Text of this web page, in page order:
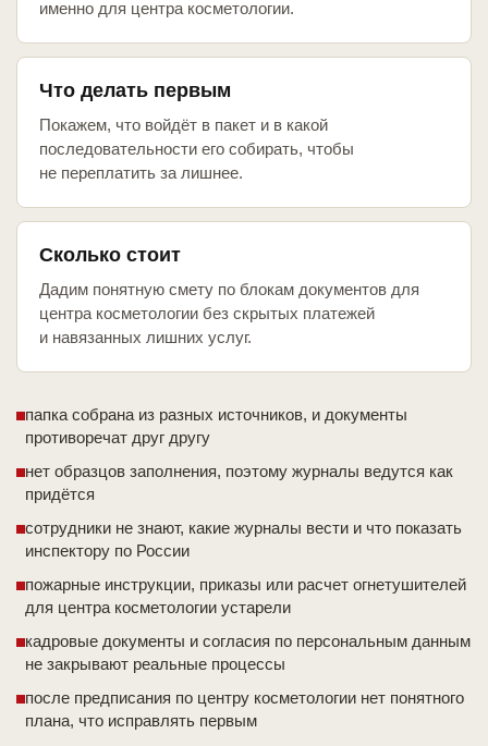
именно для центра косметологии.
Что делать первым
Покажем, что войдёт в пакет и в какой
последовательности его собирать, чтобы
не переплатить за лишнее.
Сколько стоит
Дадим понятную смету по блокам документов для
центра косметологии без скрытых платежей
и навязанных лишних услуг.
папка собрана из разных источников, и документы
противоречат друг другу
нет образцов заполнения, поэтому журналы ведутся как
придётся
сотрудники не знают, какие журналы вести и что показать
инспектору по России
пожарные инструкции, приказы или расчет огнетушителей
для центра косметологии устарели
кадровые документы и согласия по персональным данным
не закрывают реальные процессы
после предписания по центру косметологии нет понятного
плана, что исправлять первым